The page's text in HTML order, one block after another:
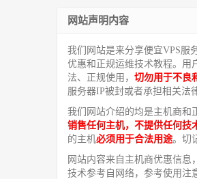
网站声明内容
我们网站是来分享便宜VPS服
优惠和正规运维技术教程。用
法、正规使用， 切勿用于不良
服务器IP被封或者承担相关法
我们网站介绍的均是主机商和
销售任何主机，不提供任何技
的主机必须用于合法用途。切
网站内容来自主机商优惠信息
技术参考自网络，参考使用注